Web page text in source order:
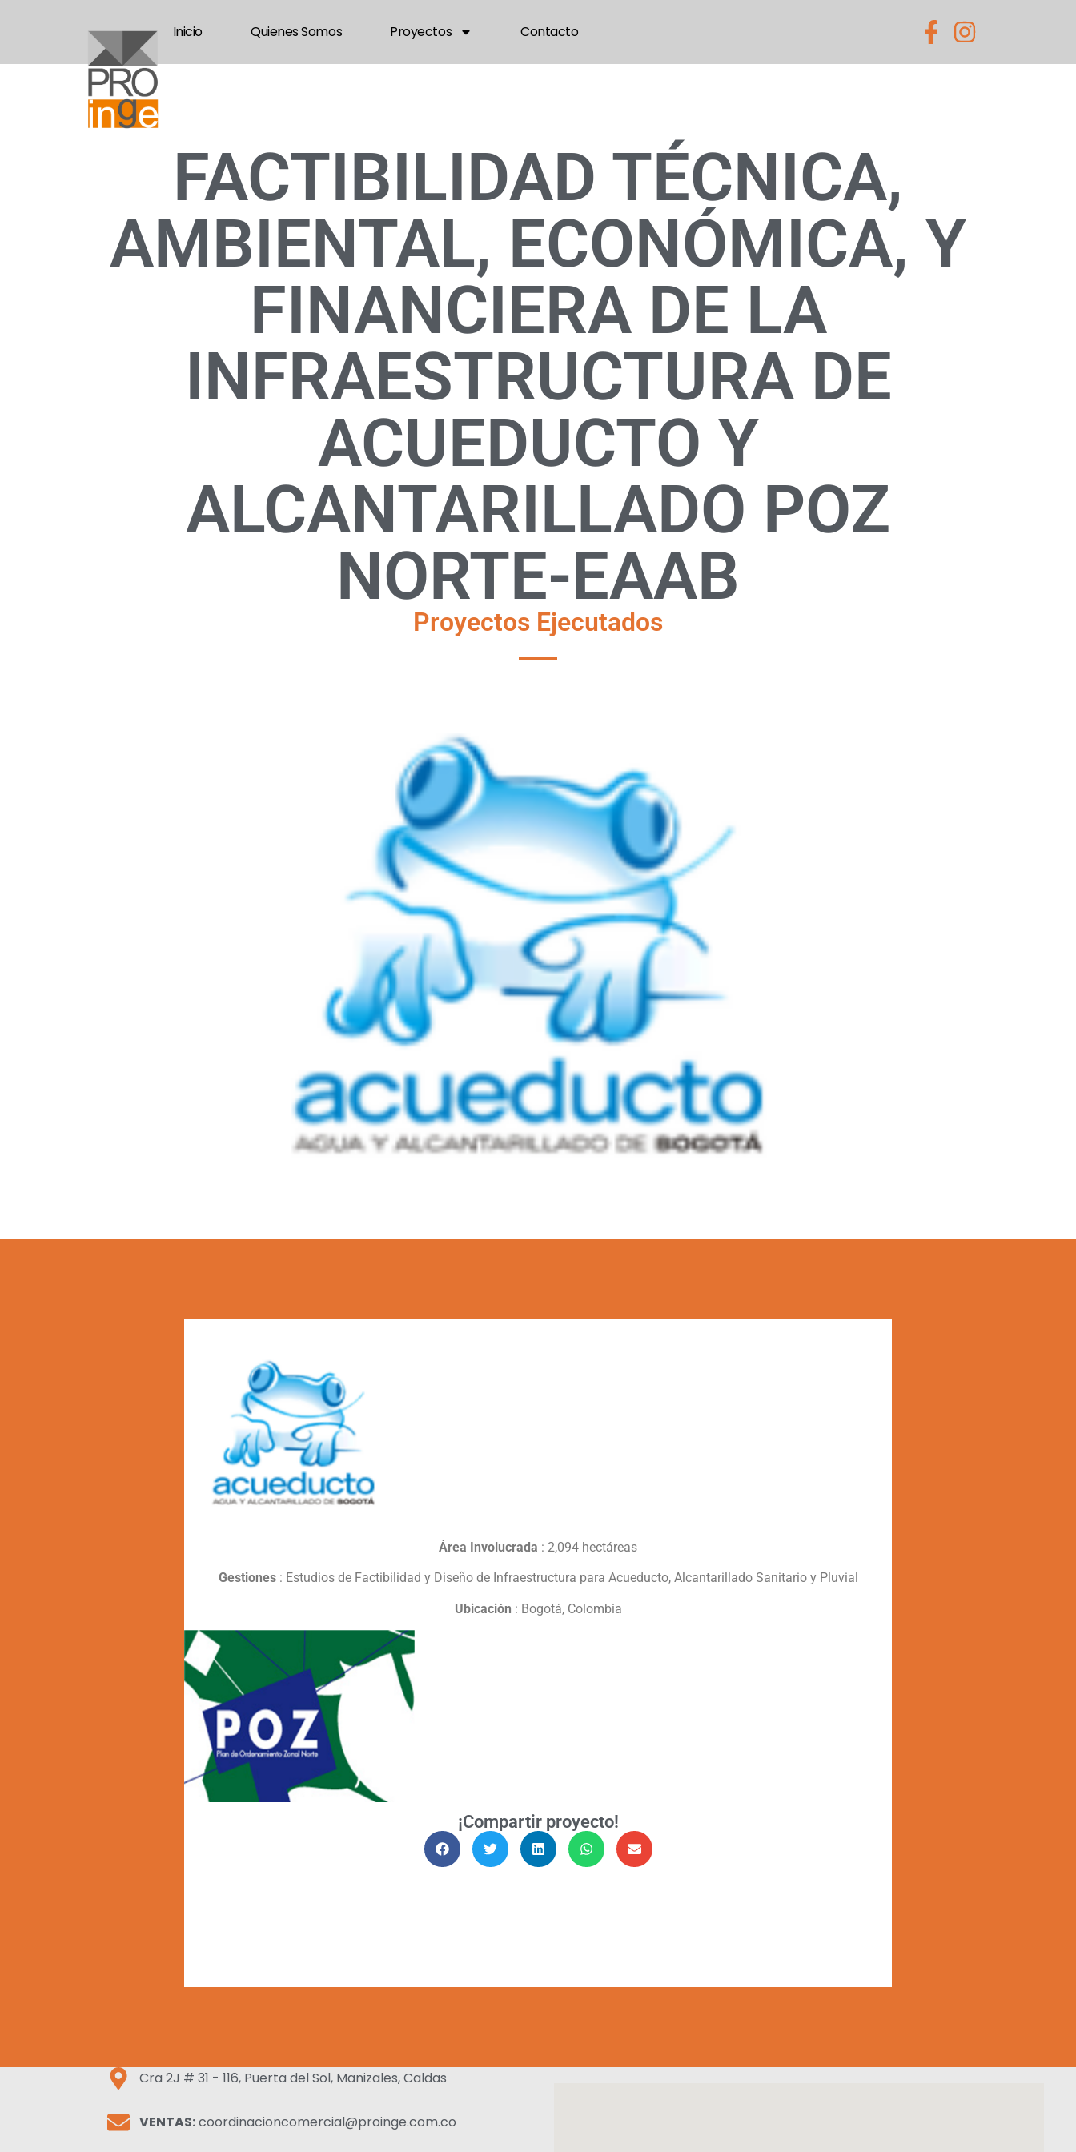
Inicio Quienes Somos Proyectos Contacto
FACTIBILIDAD TÉCNICA,
AMBIENTAL, ECONÓMICA, Y
FINANCIERA DE LA
INFRAESTRUCTURA DE
ACUEDUCTO Y
ALCANTARILLADO POZ
NORTE-EAAB
Proyectos Ejecutados
Área Involucrada : 2,094 hectáreas
Gestiones: Estudios de Factibilidad y Diseño de Infraestructura para Acueducto, Alcantarillado Sanitario y Pluvial
Ubicación : Bogotá, Colombia
¡Compartir proyecto!
Cra 2J # 31 - 116, Puerta del Sol, Manizales, Caldas
VENTAS:coordinacioncomercial@proinge.com.co